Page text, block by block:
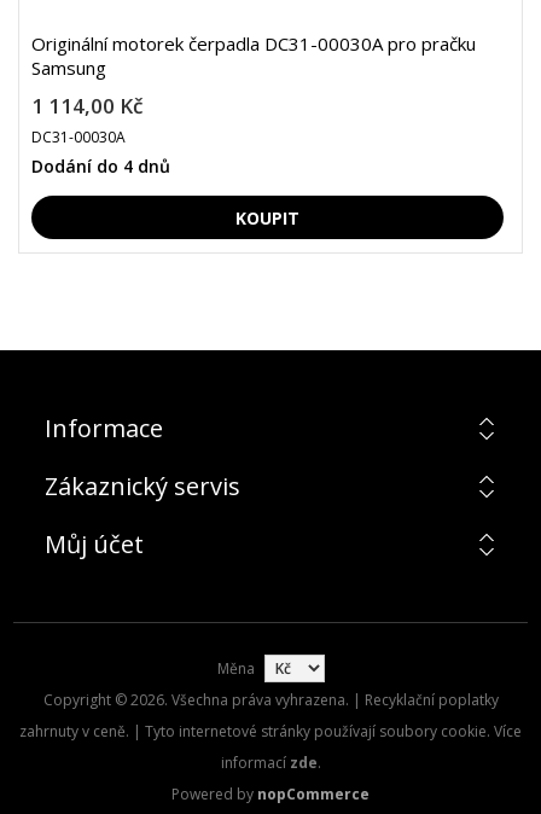
Originální motorek čerpadla DC31-00030A pro pračku
Samsung
1 114,00 Kč
DC31-00030A
Dodání do 4 dnů
Informace
Zákaznický servis
Můj účet
Měna
Copyright © 2026. Všechna práva vyhrazena. | Recyklační poplatky
zahrnuty v ceně. | Tyto internetové stránky používají soubory cookie. Více
informací zde.
Powered by nopCommerce